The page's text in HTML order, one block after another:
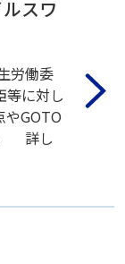
スワ
労働委
等に対し
やGOTO
詳し